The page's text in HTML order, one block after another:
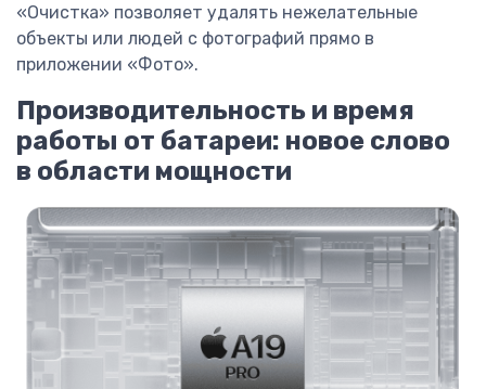
«Очистка» позволяет удалять нежелательные
объекты или людей с фотографий прямо в
приложении «Фото».
Производительность и время
работы от батареи: новое слово
в области мощности